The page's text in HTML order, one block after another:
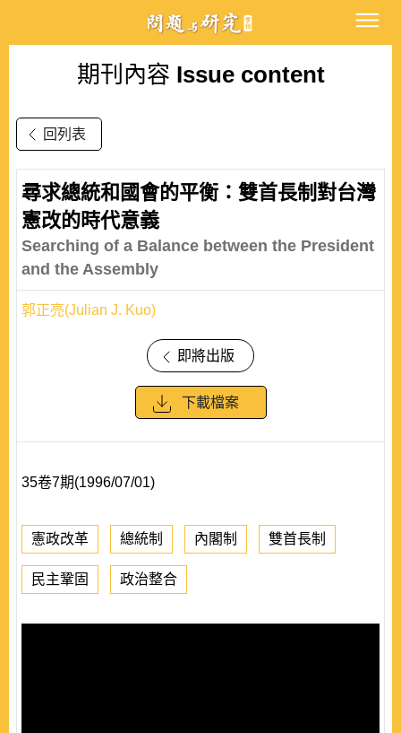
期刊內容 Issue content
回列表
尋求總統和國會的平衡：雙首長制對台灣
憲改的時代意義
Searching of a Balance between the President
and the Assembly
郭正亮(Julian J. Kuo)
即將出版
下載檔案
35卷7期(1996/07/01)
憲政改革 總統制 內閣制 雙首長制
民主鞏固 政治整合